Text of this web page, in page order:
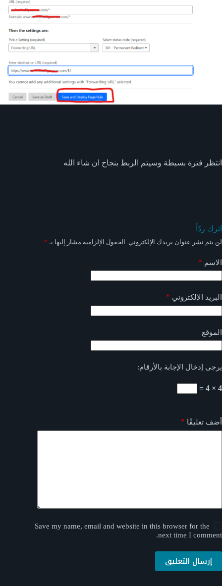
انتظر فترة بسيطة وسيتم الربط بنجاح ان شاء الله
اترك ردّاً
لن يتم نشر عنوان بريدك الإلكتروني. الحقول الإلزامية مشار إليها بـ *
الاسم *
البريد الإلكتروني *
الموقع
يرجى إدخال الإجابة بالأرقام:
4 × 4 =
أضف تعليقًا *
Save my name, email and website in this browser for the
next time I comment.
إرسال التعليق